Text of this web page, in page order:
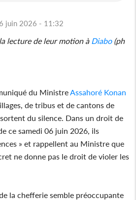
juin 2026 - 11:32
lecture de leur motion àDiabo(ph
du Ministre Assahoré Konan
de tribus et de cantons de
sortent du silence. Dans un droit de
ce samedi 06 juin 2026, ils
» et rappellent au Ministre que
ne donne pas le droit de violer les
la chefferie semble préoccupante